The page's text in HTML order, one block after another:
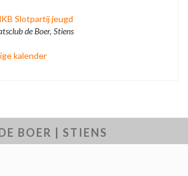
Slotpartij jeugd
de Boer, Stiens
kalender
BOER | STIENS